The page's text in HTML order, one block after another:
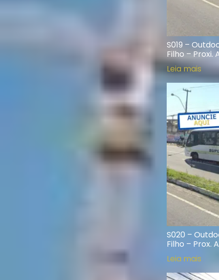
S019 –
Filho – Proxi.
Leia mais
S020 –
Filho – Prox.
Leia mais